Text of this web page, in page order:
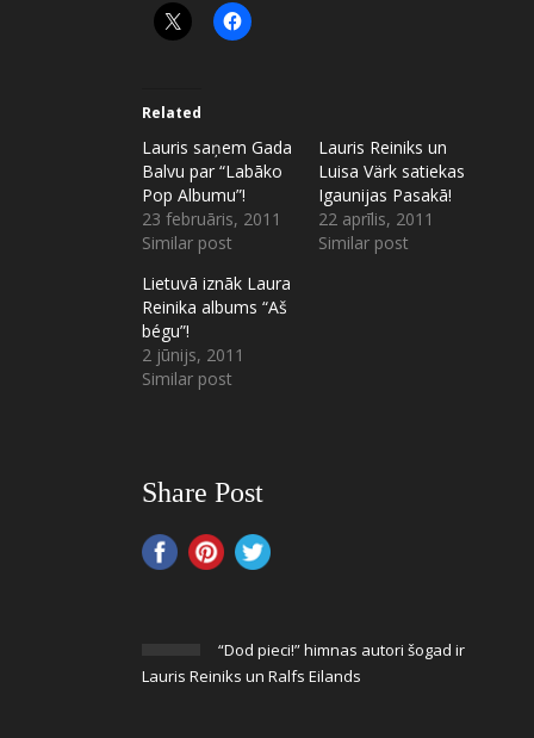
Related
Lauris saņem Gada
Balvu par “Labāko
Pop Albumu”!
23 februāris, 2011
Similar post
Lauris Reiniks un
Luisa Värk satiekas
Igaunijas Pasakā!
22 aprīlis, 2011
Similar post
Lietuvā iznāk Laura
Reinika albums “Aš
bégu”!
2 jūnijs, 2011
Similar post
Share Post
“Dod pieci!” himnas autori šogad ir
Lauris Reiniks un Ralfs Eilands